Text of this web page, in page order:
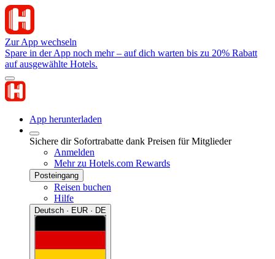
Zur App wechseln
Spare in der App noch mehr – auf dich warten bis zu 20% Rabatt
auf ausgewählte Hotels.
App herunterladen
Sichere dir Sofortrabatte dank Preisen für Mitglieder
Anmelden
Mehr zu Hotels.com Rewards
Posteingang
Reisen buchen
Hilfe
Deutsch · EUR · DE